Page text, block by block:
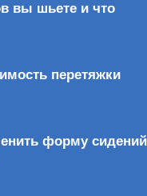
вы шьете и что
перетяжки
форму